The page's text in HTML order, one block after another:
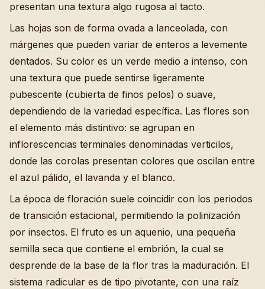
presentan una textura algo rugosa al tacto.
Las hojas son de forma ovada a lanceolada, con
márgenes que pueden variar de enteros a levemente
dentados. Su color es un verde medio a intenso, con
una textura que puede sentirse ligeramente
pubescente (cubierta de finos pelos) o suave,
dependiendo de la variedad específica. Las flores son
el elemento más distintivo: se agrupan en
inflorescencias terminales denominadas verticilos,
donde las corolas presentan colores que oscilan entre
el azul pálido, el lavanda y el blanco.
La época de floración suele coincidir con los periodos
de transición estacional, permitiendo la polinización
por insectos. El fruto es un aquenio, una pequeña
semilla seca que contiene el embrión, la cual se
desprende de la base de la flor tras la maduración. El
sistema radicular es de tipo pivotante, con una raíz